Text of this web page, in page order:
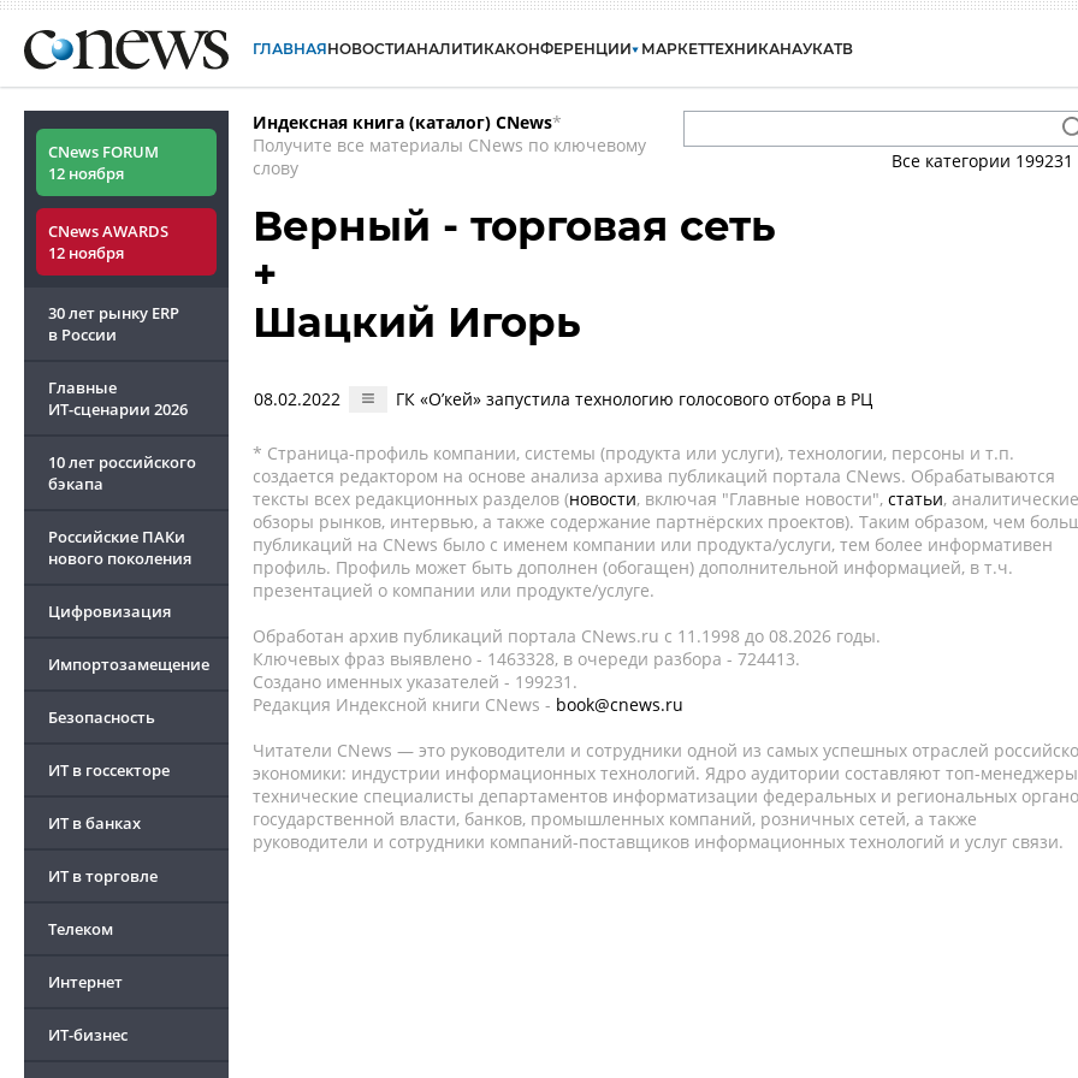
ГЛАВНАЯНОВОСТИАНАЛИТИКАКОНФЕРЕНЦИИ МАРКЕТТЕХНИКАНАУКАТВ
CNews FORUM
12 ноября
CNews AWARDS
12 ноября
30 лет рынку ERP
в России
Главные
ИТ-сценарии 2026
10 лет российского
бэкапа
Российские ПАКи
нового поколения
Цифровизация
Импортозамещение
Безопасность
ИТ в госсекторе
ИТ в банках
ИТ в торговле
Телеком
Интернет
ИТ-бизнес
Индексная книга (каталог) CNews*
Получите все материалы CNews по ключевому
слову
Все категории 199231
Верный - торговая сеть
+
Шацкий Игорь
08.02.2022 ГК «О’кей» запустила технологию голосового отбора в РЦ
* Страница-профиль компании, системы (продукта или услуги), технологии, персоны и т.п.
создается редактором на основе анализа архива публикаций портала CNews. Обрабатываются
тексты всех редакционных разделов (новости, включая "Главные новости", статьи, аналитические
обзоры рынков, интервью, а также содержание партнёрских проектов). Таким образом, чем
публикаций на CNews было с именем компании или продукта/услуги, тем более информативен
профиль. Профиль может быть дополнен (обогащен) дополнительной информацией, в т.ч.
презентацией о компании или продукте/услуге.
Обработан архив публикаций портала CNews.ru c 11.1998 до 08.2026 годы.
Ключевых фраз выявлено - 1463328, в очереди разбора - 724413.
Создано именных указателей - 199231.
Редакция Индексной книги CNews - book@cnews.ru
Читатели CNews — это руководители и сотрудники одной из самых успешных отраслей
экономики: индустрии информационных технологий. Ядро аудитории составляют топ-
технические специалисты департаментов информатизации федеральных и региональных
государственной власти, банков, промышленных компаний, розничных сетей, а также
руководители и сотрудники компаний-поставщиков информационных технологий и услуг связи.